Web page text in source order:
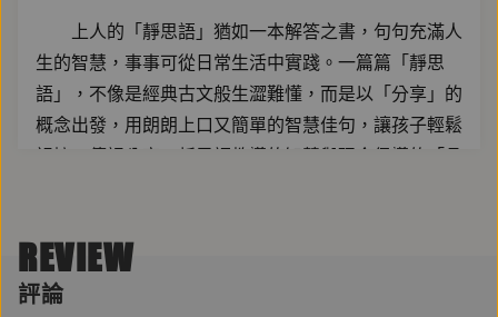
上人的「靜思語」猶如一本解答之書，句句充滿人
生的智慧，事事可從日常生活中實踐。一篇篇「靜思
語」，不像是經典古文般生澀難懂，而是以「分享」的
概念出發，用朗朗上口又簡單的智慧佳句，讓孩子輕鬆
讀本、傳家經典。
REVIEW
評論